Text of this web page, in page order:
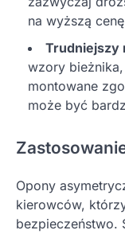
na wyższą
Trudniejszy
wzory
montowane
może być
Opony
kierowców,
bezpieczeństwo.